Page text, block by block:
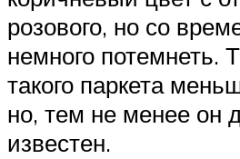
розового, но со
немного потемнеть.
такого паркета
но, тем не менее он
известен.